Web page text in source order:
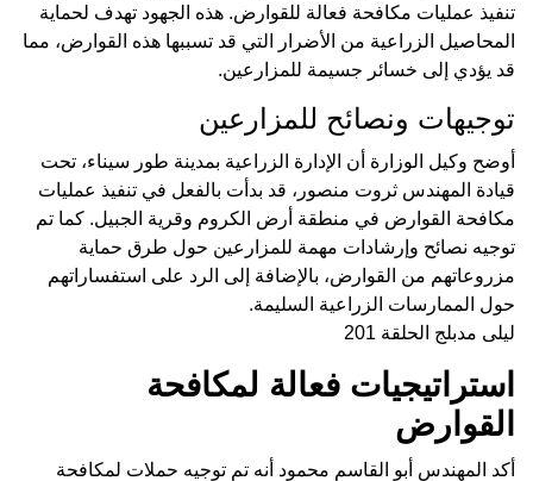
تنفيذ عمليات مكافحة فعالة للقوارض. هذه الجهود تهدف لحماية
المحاصيل الزراعية من الأضرار التي قد تسببها هذه القوارض، مما
قد يؤدي إلى خسائر جسيمة للمزارعين.
توجيهات ونصائح للمزارعين
أوضح وكيل الوزارة أن الإدارة الزراعية بمدينة طور سيناء، تحت
قيادة المهندس ثروت منصور، قد بدأت بالفعل في تنفيذ عمليات
مكافحة القوارض في منطقة أرض الكروم وقرية الجبيل. كما تم
توجيه نصائح وإرشادات مهمة للمزارعين حول طرق حماية
مزروعاتهم من القوارض، بالإضافة إلى الرد على استفساراتهم
حول الممارسات الزراعية السليمة.
ليلى مدبلج الحلقة 201
استراتيجيات فعالة لمكافحة
القوارض
أكد المهندس أبو القاسم محمود أنه تم توجيه حملات لمكافحة